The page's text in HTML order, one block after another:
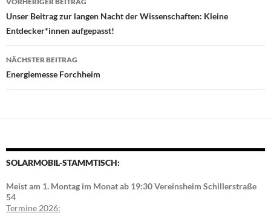
Unser Beitrag zur langen Nacht der Wissenschaften: Kleine
Entdecker*innen aufgepasst!
NÄCHSTER BEITRAG
Energiemesse Forchheim
SOLARMOBIL-STAMMTISCH:
Meist am 1. Montag im Monat ab 19:30 Vereinsheim Schillerstraße
54
Termine 2026: